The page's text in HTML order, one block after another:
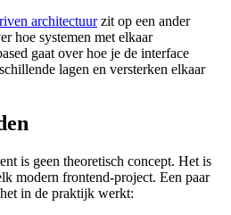
architectuurzit op een ander
hoe systemen met elkaar
gaat over hoe je de interface
lagen en versterken elkaar
is geen theoretisch concept. Het is
modern frontend-project. Een paar
in de praktijk werkt: